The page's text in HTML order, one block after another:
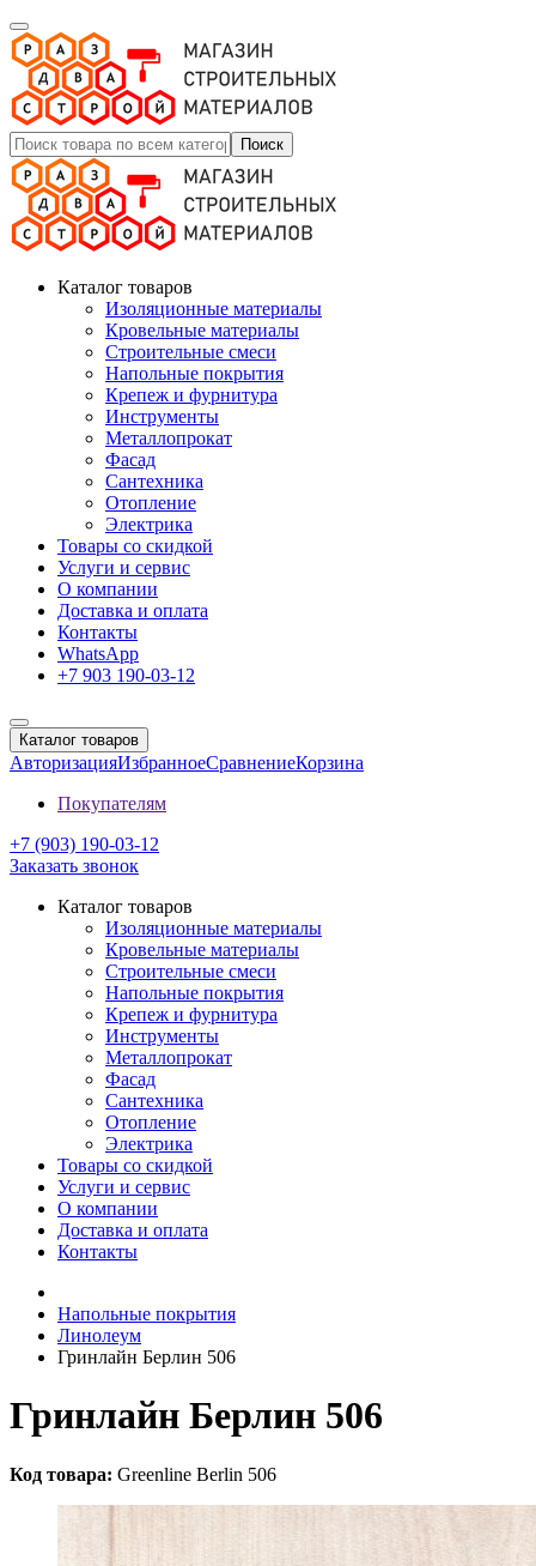
Поиск
Каталог товаров
Изоляционные материалы
Кровельные материалы
Строительные смеси
Напольные покрытия
Крепеж и фурнитура
Инструменты
Металлопрокат
Фасад
Сантехника
Отопление
Электрика
Товары со скидкой
Услуги и сервис
О компании
Доставка и оплата
Контакты
WhatsApp
+7 903 190-03-12
Каталог товаров
АвторизацияИзбранноеСравнениеКорзина
Покупателям
+7 (903) 190-03-12
Заказать звонок
Каталог товаров
Изоляционные материалы
Кровельные материалы
Строительные смеси
Напольные покрытия
Крепеж и фурнитура
Инструменты
Металлопрокат
Фасад
Сантехника
Отопление
Электрика
Товары со скидкой
Услуги и сервис
О компании
Доставка и оплата
Контакты
Напольные покрытия
Линолеум
Гринлайн Берлин 506
Гринлайн Берлин 506
Код товара: Greenline Berlin 506